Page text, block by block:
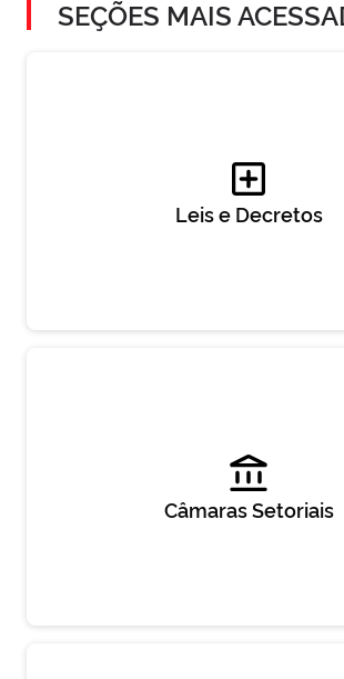
SEÇÕES MAIS
Leis e Decretos
Câmaras Setoriais